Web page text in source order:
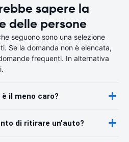
sapere la
delle persone
seguono sono una selezione
Se la domanda non è elencata,
frequenti. In alternativa
il meno caro?
di ritirare un'auto?